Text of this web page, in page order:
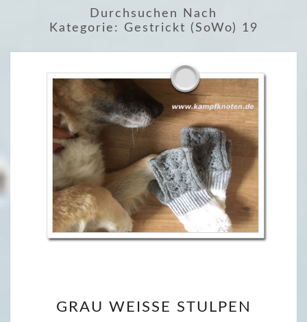
Durchsuchen Nach
Kategorie: Gestrickt (SoWo) 19
R
GRAU WEISSE STULPEN